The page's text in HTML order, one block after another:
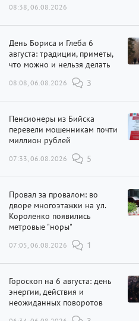
08:38, 06.08.2026
День Бориса и Глеба 6
августа: традиции, приметы,
что можно и нельзя делать
08:08, 06.08.2026 3
Пенсионеры из Бийска
перевели мошенникам почти
миллион рублей
07:33, 06.08.2026 5
Провал за провалом: во
дворе многоэтажки на ул.
Короленко появились
метровые "норы"
07:05, 06.08.2026 1
Гороскоп на 6 августа: день
энергии, действия и
неожиданных поворотов